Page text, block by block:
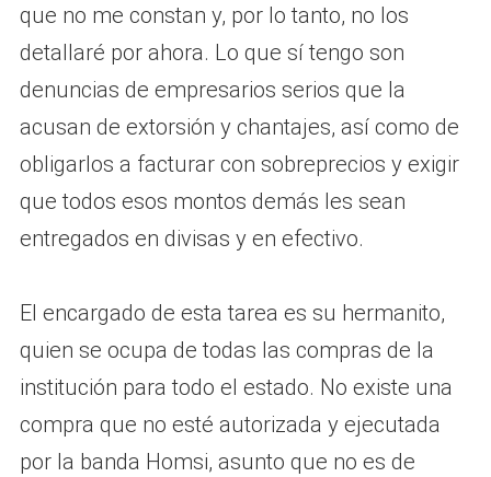
que no me constan y, por lo tanto, no los
detallaré por ahora. Lo que sí tengo son
denuncias de empresarios serios que la
acusan de extorsión y chantajes, así como de
obligarlos a facturar con sobreprecios y exigir
que todos esos montos demás les sean
entregados en divisas y en efectivo.
El encargado de esta tarea es su hermanito,
quien se ocupa de todas las compras de la
institución para todo el estado. No existe una
compra que no esté autorizada y ejecutada
por la banda Homsi, asunto que no es de